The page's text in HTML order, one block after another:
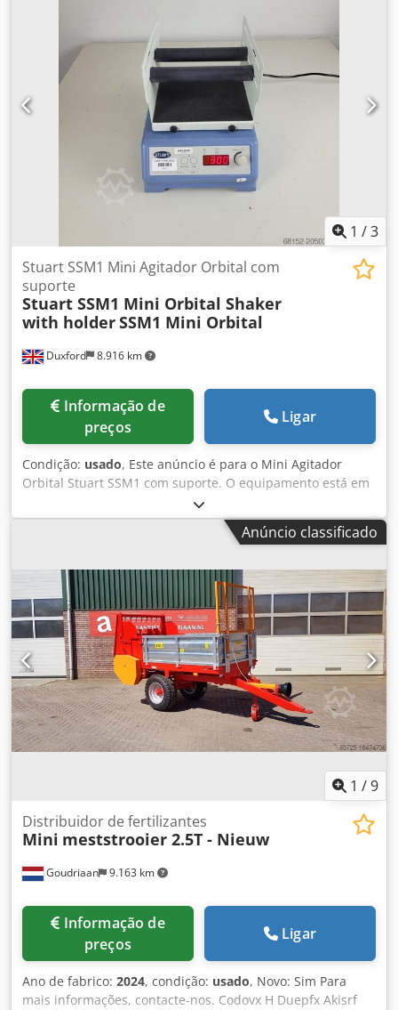
1 /3
Duxford 8.916 km
Stuart SSM1 Mini Agitador Orbital com
suporte
Stuart SSM1 Mini Orbital Shaker
with holderSSM1 Mini Orbital
preços
Ligar
Condição: usado, Este anúncio é para o Mini Agitador
Orbital Stuart SSM1 com suporte. O equipamento está em
perfeito estado de funcionamento e pronto para entrega
imediata. Crsdpsxv A Nqefx Akief O Stuart SSM1 Mini
Orbital Shaker é um agitador de laboratório compacto e
movimento orbital de 16 mm, controle de velocidade
variável de até 300 rpm e temporizador digital integrado
com ajustes de 1 segundo até 999 minutos ou operação
contínua. O agitador é fornecido com um tapete
antiderrapante, adequado para acomodar até quatro
placas multi-poços ou cartões de diagnóstico. Pode ser
utilizado em incubadoras e câmaras ambientais com
temperaturas de até 40°C e 80% de umidade relativa.
Anúncio classificado
1 /9
Goudriaan 9.163 km
Distribuidor de fertilizantes
Mini meststrooier 2.5T - Nieuw
preços
Ligar
Ano de fabrico: 2024, condição: usado, Novo: Sim Para
mais informações, contacte-nos. Codovx H Duepfx Akisrf